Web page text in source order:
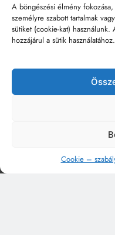
A böngészési élmény
személyre szabott tartalmak
sütiket (cookie-kat) használunk.
hozzájárul a sütik használatához.
Cookie –